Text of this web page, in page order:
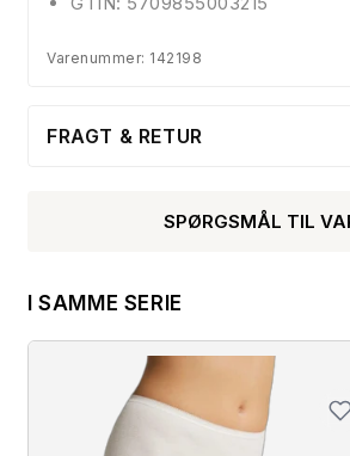
Varenummer: 142198
FRAGT & RETUR
SPØRGSMÅL TIL
I SAMME SERIE